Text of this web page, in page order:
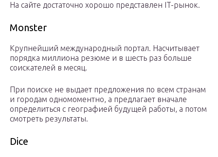
На сайте достаточно хорошо представлен IT-рынок.
Monster
Крупнейший международный портал. Насчитывает
порядка миллиона резюме и в шесть раз больше
соискателей в месяц.
При поиске не выдает предложения по всем странам
и городам одномоментно, а предлагает вначале
определиться с географией будущей работы, а потом
смотреть результаты.
Dice